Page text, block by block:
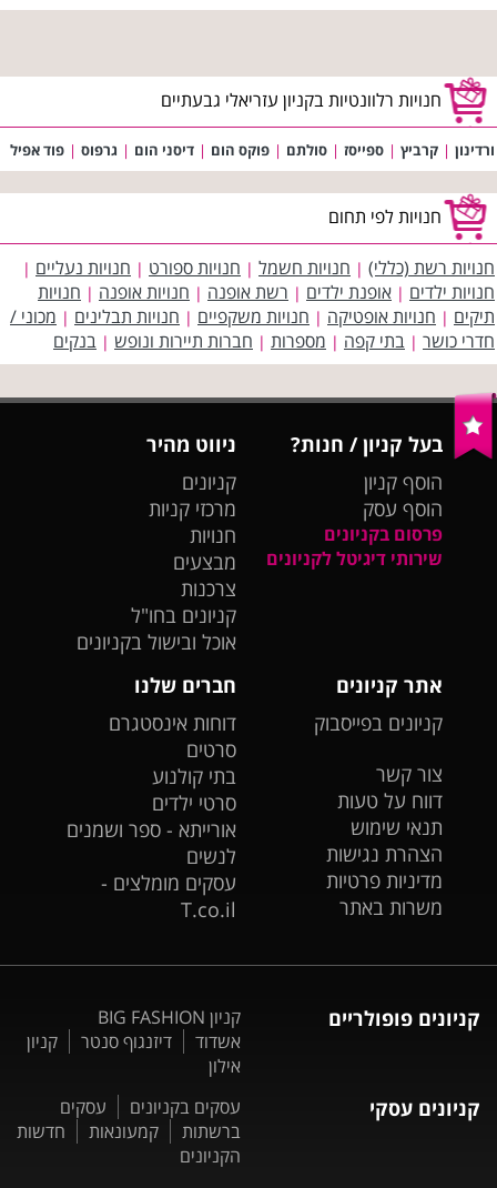
חנויות רלוונטיות בקניון עזריאלי גבעתיים
ורדינון | קרביץ | ספייסז | סולתם | פוקס הום | דיסני הום | גרפוס | פוד אפיל
חנויות לפי תחום
חנויות רשת (כללי) | חנויות חשמל | חנויות ספורט | חנויות נעליים |
חנויות ילדים | אופנת ילדים | רשת אופנה | חנויות אופנה | חנויות
תיקים | חנויות אופטיקה | חנויות משקפיים | חנויות תבלינים | מכוני /
חדרי כושר | בתי קפה | מספרות | חברות תיירות ונופש | בנקים
בעל קניון / חנות?
הוסף קניון
הוסף עסק
פרסום בקניונים
שירותי דיגיטל לקניונים
ניווט מהיר
קניונים
מרכזי קניות
חנויות
מבצעים
צרכנות
קניונים בחו"ל
אוכל ובישול בקניונים
אתר קניונים
קניונים בפייסבוק
צור קשר
דווח על טעות
תנאי שימוש
הצהרת נגישות
מדיניות פרטיות
משרות באתר
חברים שלנו
דוחות אינסטגרם
סרטים
בתי קולנוע
סרטי ילדים
אורייתא - ספר ושמנים
לנשים
עסקים מומלצים -
T.co.il
קניונים פופולריים
קניון BIG FASHION
אשדוד
דיזנגוף סנטר
קניון
אילון
קניונים עסקי עסקים בקניונים
עסקים
ברשתות
קמעונאות
חדשות
הקניונים